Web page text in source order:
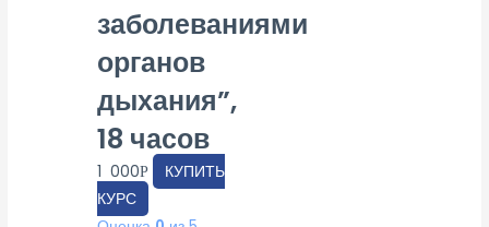
заболеваниями
органов
дыхания”,
18 часов
1 000Р
КУПИТЬ
КУРС